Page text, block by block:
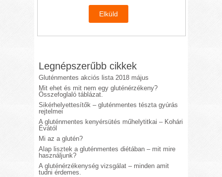
Legnépszerűbb cikkek
Gluténmentes akciós lista 2018 május
Mit ehet és mit nem egy gluténérzékeny?
Összefoglaló táblázat.
Sikérhelyettesítők – gluténmentes tészta gyúrás
rejtelmei
A gluténmentes kenyérsütés műhelytitkai – Kohári
Évától
Mi az a glutén?
Alap lisztek a gluténmentes diétában – mit mire
használjunk?
A gluténérzékenység vizsgálat – minden amit
tudni érdemes.